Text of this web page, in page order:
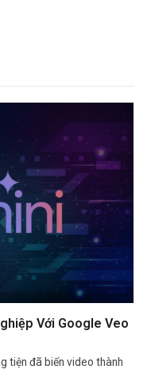
Với Google Veo
tiện đã biến video thành